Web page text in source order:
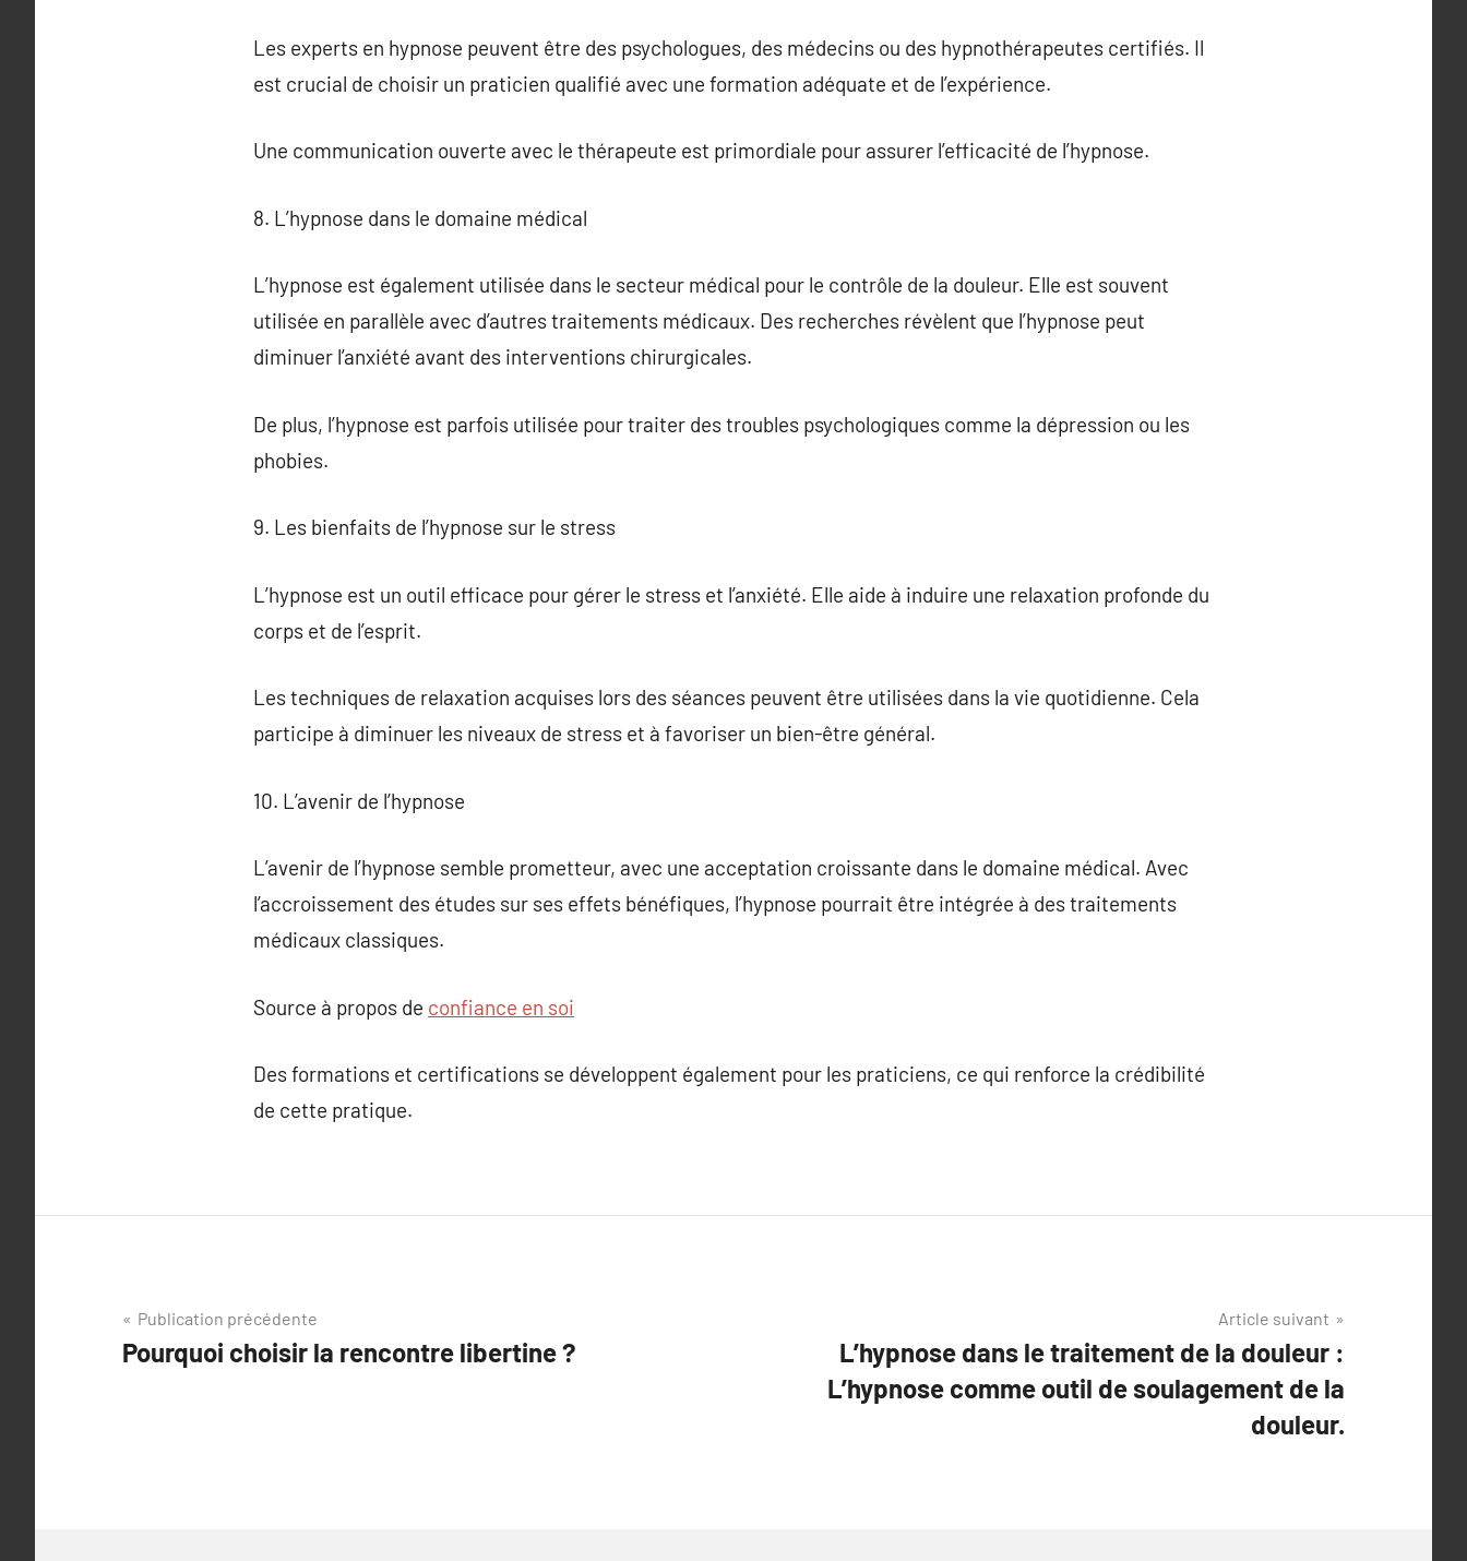
Les experts en hypnose peuvent être des psychologues, des médecins ou des hypnothérapeutes certifiés. Il
est crucial de choisir un praticien qualifié avec une formation adéquate et de l’expérience.
Une communication ouverte avec le thérapeute est primordiale pour assurer l’efficacité de l’hypnose.
8. L’hypnose dans le domaine médical
L’hypnose est également utilisée dans le secteur médical pour le contrôle de la douleur. Elle est souvent
utilisée en parallèle avec d’autres traitements médicaux. Des recherches révèlent que l’hypnose peut
diminuer l’anxiété avant des interventions chirurgicales.
De plus, l’hypnose est parfois utilisée pour traiter des troubles psychologiques comme la dépression ou les
phobies.
9. Les bienfaits de l’hypnose sur le stress
L’hypnose est un outil efficace pour gérer le stress et l’anxiété. Elle aide à induire une relaxation profonde du
corps et de l’esprit.
Les techniques de relaxation acquises lors des séances peuvent être utilisées dans la vie quotidienne. Cela
participe à diminuer les niveaux de stress et à favoriser un bien-être général.
10. L’avenir de l’hypnose
L’avenir de l’hypnose semble prometteur, avec une acceptation croissante dans le domaine médical. Avec
l’accroissement des études sur ses effets bénéfiques, l’hypnose pourrait être intégrée à des traitements
médicaux classiques.
Source à propos de confiance en soi
Des formations et certifications se développent également pour les praticiens, ce qui renforce la crédibilité
de cette pratique.
Navigation
de
Publication précédente
Pourquoi choisir la rencontre libertine ?
Article suivant
L’hypnose dans le traitement de la douleur :
L’hypnose comme outil de soulagement de la
douleur.